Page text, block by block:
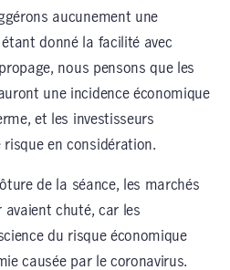
aucunement une
donné la facilité avec
nous pensons que les
une incidence économique
et les investisseurs
en considération.
de la séance, les marchés
avaient chuté, car les
du risque économique
causée par le coronavirus.